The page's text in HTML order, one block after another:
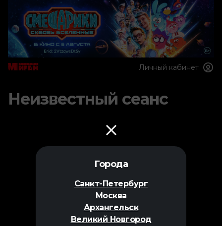
Города
Санкт-Петербург
Москва
Архангельск
Великий Новгород
Личный кабинет
Неизвестный сеанс